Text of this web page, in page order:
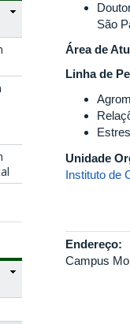
São
Área de
Linha de
Unidade
Instituto de
Endereço:
Campus